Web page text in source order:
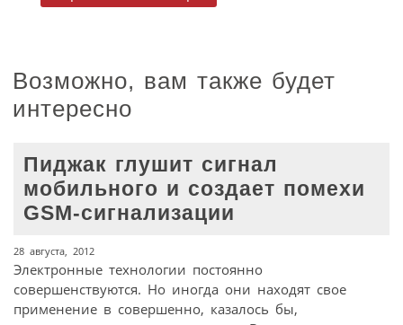
Возможно, вам также будет
интересно
Пиджак глушит сигнал
мобильного и создает помехи
GSM-сигнализации
28 августа, 2012
Электронные технологии постоянно
совершенствуются. Но иногда они находят свое
применение в совершенно, казалось бы,